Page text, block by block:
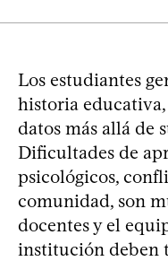
Los estudiantes
historia
datos más allá de
Dificultades de
psicológicos,
comunidad, son
docentes y el
institución deben